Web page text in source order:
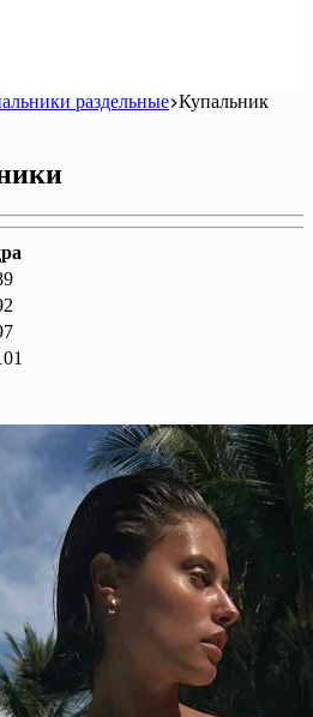
раздельные Купальник